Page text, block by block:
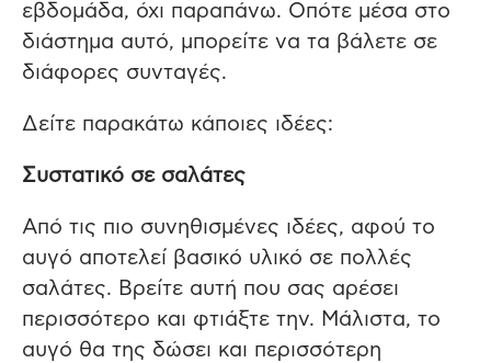
εβδομάδα, όχι παραπάνω. Οπότε μέσα στο
διάστημα αυτό, μπορείτε να τα βάλετε σε
διάφορες συνταγές.
Δείτε παρακάτω κάποιες ιδέες:
Συστατικό σε σαλάτες
Από τις πιο συνηθισμένες ιδέες, αφού το
αυγό αποτελεί βασικό υλικό σε πολλές
σαλάτες. Βρείτε αυτή που σας αρέσει
περισσότερο και φτιάξτε την. Μάλιστα, το
αυγό θα της δώσει και περισσότερη